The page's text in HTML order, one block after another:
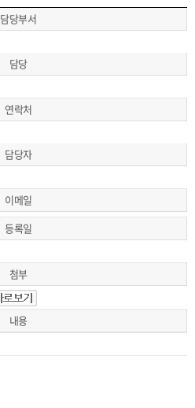
담당부서
담당
연락처
담당자
이메일
등록일
첨부
내용